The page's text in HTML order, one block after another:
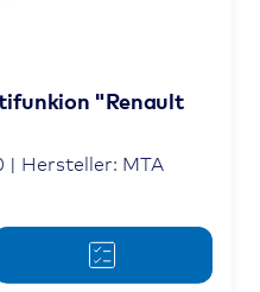
"Renault
| Hersteller: MTA